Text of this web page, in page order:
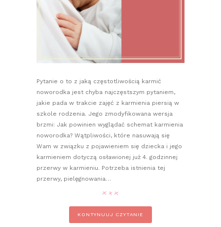
Pytanie o to z jaką częstotliwością karmić
noworodka jest chyba najczęstszym pytaniem,
jakie pada w trakcie zajęć z karmienia piersią w
szkole rodzenia. Jego zmodyfikowana wersja
brzmi: Jak powinien wyglądać schemat karmienia
noworodka? Wątpliwości, które nasuwają się
Wam w związku z pojawieniem się dziecka i jego
karmieniem dotyczą osławionej już 4. godzinnej
przerwy w karmieniu. Potrzeba istnienia tej
przerwy, pielęgnowania…
KONTYNUUJ CZYTANIE